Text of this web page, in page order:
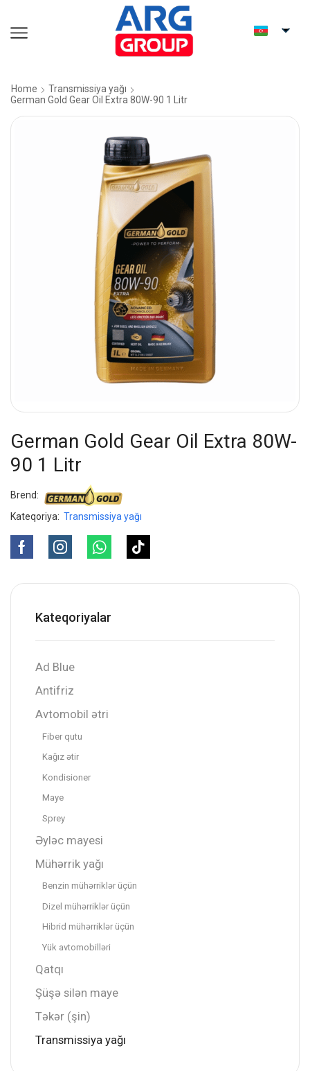
Home
Transmissiya yağı
German Gold Gear Oil Extra 80W-90 1 Litr
German Gold Gear Oil Extra 80W-
90 1 Litr
Brend:
Kateqoriya: Transmissiya yağı
Kateqoriyalar
Ad Blue
Antifriz
Avtomobil ətri
Fiber qutu
Kağız ətir
Kondisioner
Maye
Sprey
Əyləc mayesi
Mühərrik yağı
Benzin mühərriklər üçün
Dizel mühərriklər üçün
Hibrid mühərriklər üçün
Yük avtomobilləri
Qatqı
Şüşə silən maye
Təkər (şin)
Transmissiya yağı